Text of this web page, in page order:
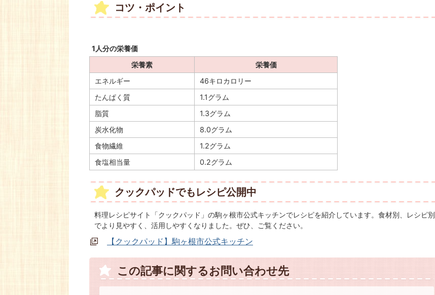
コツ・ポイント
1人分の栄養価
栄養素
栄養価
エネルギー
46キロカロリー
たんぱく質
1.1グラム
脂質
1.3グラム
炭水化物
8.0グラム
食物繊維
1.2グラム
食塩相当量
0.2グラム
クックパッドでもレシピ公開中
料理レシピサイト「クックパッド」の駒ヶ根市公式キッチンでレシピを紹介しています。食材別、レシピ別
でより見やすく、活用しやすくなりました。ぜひ、ご覧ください。
【クックパッド】駒ヶ根市公式キッチン
この記事に関するお問い合わせ先